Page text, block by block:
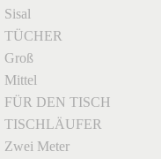
Sisal
TÜCHER
Groß
Mittel
FÜR DEN TISCH
TISCHLÄUFER
Zwei Meter